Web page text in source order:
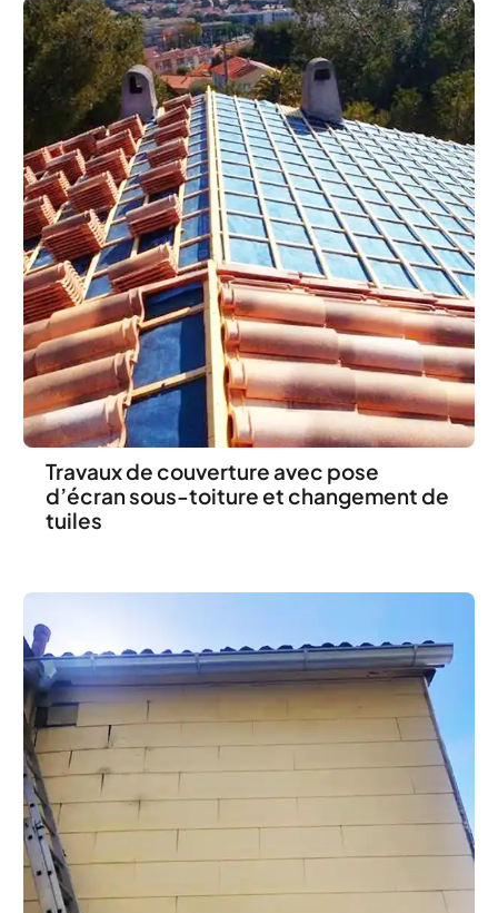
Travaux de couverture avec pose
d’écran sous-toiture et changement de
tuiles